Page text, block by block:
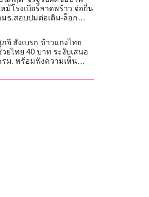
ม้โรงเบียร์ลาดพร้าว จ่อยื่น
มธ.สอบปมต่อเติม-ล็อก
จี สั่งเบรก ข้าวแกงไทย
วยไทย 40 บาท ระงับเสนอ
รม. พร้อมฟังความเห็น